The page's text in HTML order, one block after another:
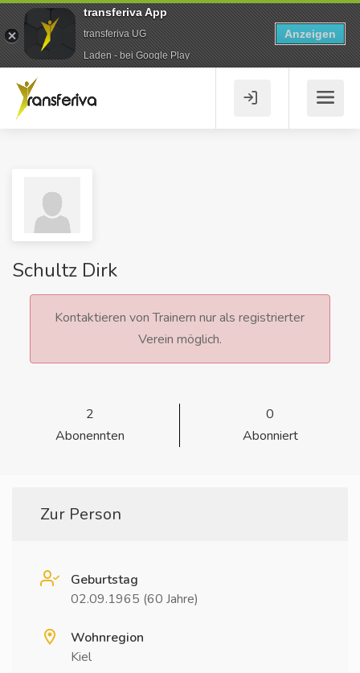
Schultz Dirk
Kontaktieren von Trainern nur als registrierter
Verein möglich.
2
Abonennten
0
Abonniert
Zur Person
Geburtstag
02.09.1965 (60 Jahre)
Wohnregion
Kiel
transferiva App
transferiva UG
Laden - bei Google Play
Anzeigen